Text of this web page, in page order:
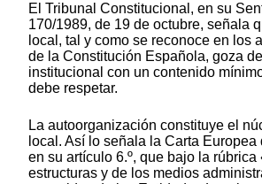
El Tribunal Constitucional, en su
170/1989, de 19 de octubre, señala
local, tal y como se reconoce en los
de la Constitución Española, goza
institucional con un contenido
debe respetar.
La autoorganización constituye el
local. Así lo señala la Carta
en su artículo 6.º, que bajo la
estructuras y de los medios